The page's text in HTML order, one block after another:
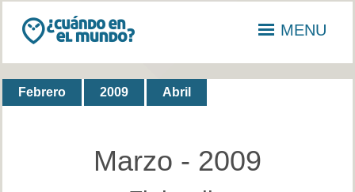
MENU
Febrero 2009 Abril
Marzo - 2009